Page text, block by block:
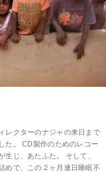
レクターのナジャの来日まで
た。 CD製作のためのレコー
じ、あたふた。 そして、
めで、この２ヶ月連日睡眠不